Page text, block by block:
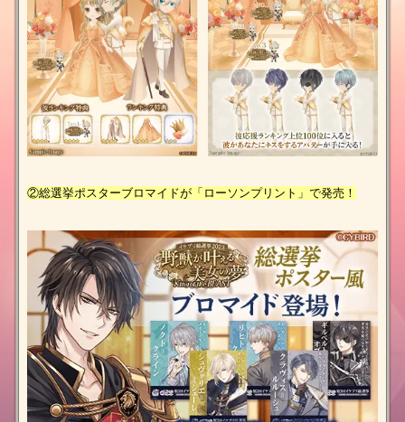
②総選挙ポスターブロマイドが「ローソンプリント」で発売！